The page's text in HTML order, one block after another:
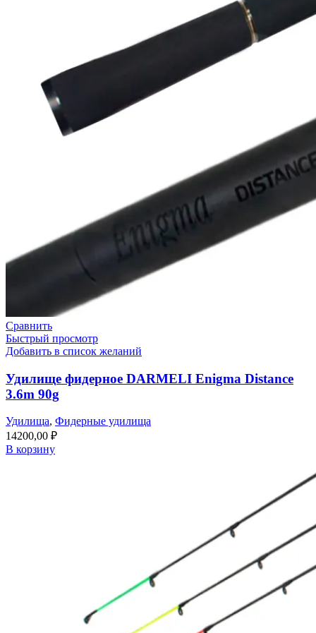
Сравнить
Быстрый просмотр
Добавить в список желаний
Удилище фидерное DARMELI Enigma Distance
3.6m 90g
Удилища, Фидерные удилища
14200,00 ₽
В корзину